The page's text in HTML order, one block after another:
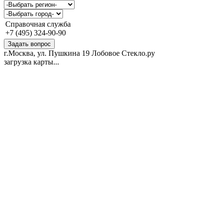
Справочная служба
+7 (495) 324-90-90
Задать вопрос
г.Москва, ул. Пушкина 19 Лобовое Стекло.ру
загрузка карты...